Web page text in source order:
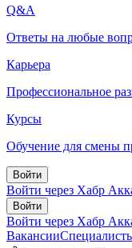
Q&A
Ответы на любые
Карьера
Профессиональное
Курсы
Обучение для смены
Войти
Войти через Хабр
Войти
Войти через Хабр
Вакансии